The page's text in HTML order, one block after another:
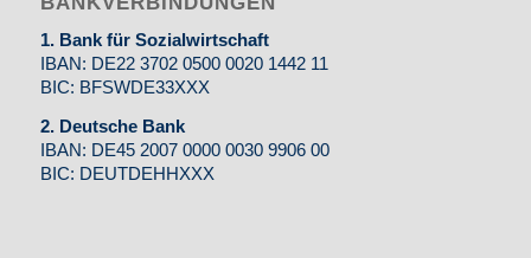
1. Bank für Sozialwirtschaft
IBAN: DE22 3702 0500 0020 1442 11
BIC: BFSWDE33XXX
2. Deutsche Bank
IBAN: DE45 2007 0000 0030 9906 00
BIC: DEUTDEHHXXX